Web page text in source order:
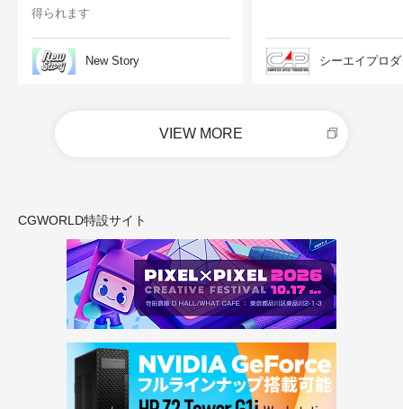
得られます
New Story シーエイプロ
VIEW MORE
CGWORLD特設サイト